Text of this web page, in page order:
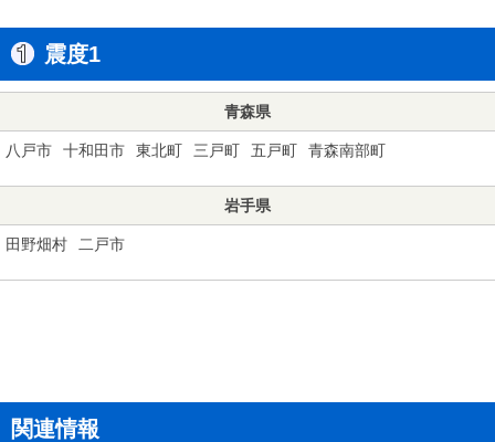
震度1
青森県
八戸市 十和田市 東北町 三戸町 五戸町 青森南部町
岩手県
田野畑村 二戸市
関連情報